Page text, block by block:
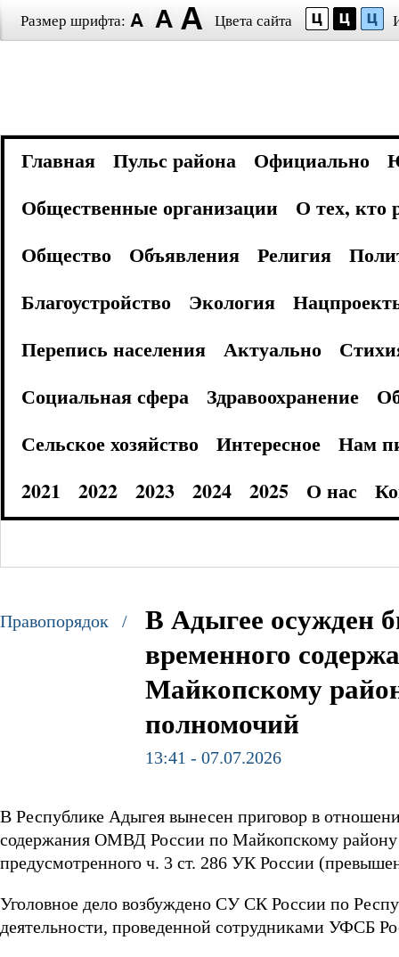
Размер шрифта: Цвета сайта
Главная Пульс района Официально
Общественные организации
О тех, кто
Общество
Объявления Религия
Благоустройство
Экология
Перепись населения
Актуально
Социальная сфера
Здравоохранение
Сельское хозяйство
Интересное
Нам
2021
2022 2023 2024 2025 О нас
Правопорядок /
В Адыгее осужден
временного
Майкопскому
полномочий
13:41 - 07.07.2026
В Республике Адыгея вынесен приговор в
содержания ОМВД России по Майкопскому району
предусмотренного ч. 3 ст. 286 УК России
Уголовное дело возбуждено СУ СК России по
деятельности, проведенной сотрудниками УФСБ